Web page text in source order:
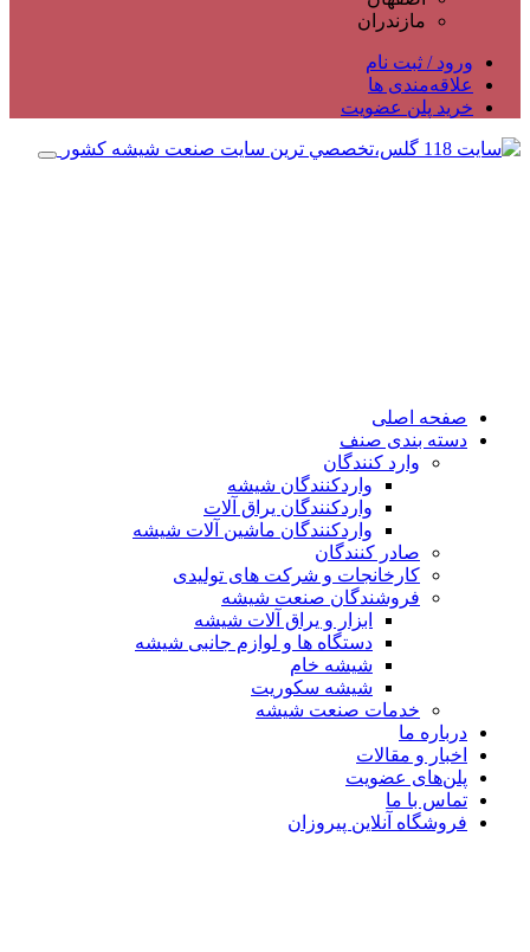
مازندران
ورود / ثبت نام
علاقه‌مندی ها
خرید پلن عضویت
صفحه اصلی
دسته بندی صنف
وارد کنندگان
واردکنندگان شیشه
واردکنندگان یراق آلات
واردکنندگان ماشین آلات شیشه
صادر کنندگان
کارخانجات و شرکت های تولیدی
فروشندگان صنعت شیشه
ابزار و یراق آلات شیشه
دستگاه ها و لوازم جانبی شیشه
شیشه خام
شیشه سکوریت
خدمات صنعت شیشه
درباره ما
اخبار و مقالات
پلن‌های عضویت
تماس با ما
فروشگاه آنلاین پیروزان